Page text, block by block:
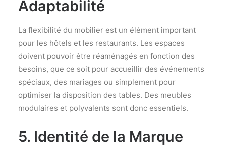
Adaptabilité
La flexibilité du mobilier est un élément important
pour les hôtels et les restaurants. Les espaces
doivent pouvoir être réaménagés en fonction des
besoins, que ce soit pour accueillir des événements
spéciaux, des mariages ou simplement pour
optimiser la disposition des tables. Des meubles
modulaires et polyvalents sont donc essentiels.
5. Identité de la Marque